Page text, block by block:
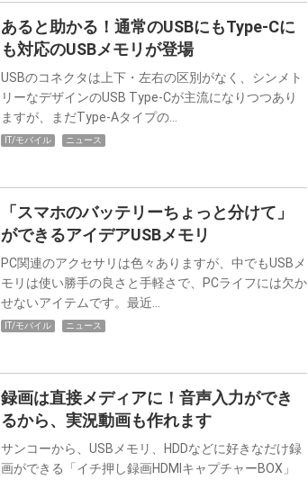
あると助かる！通常のUSBにもType-Cに
も対応のUSBメモリが登場
USBのコネクタは上下・左右の区別がなく、シンメト
リーなデザインのUSB Type-Cが主流になりつつあり
ますが、まだType-Aタイプの…
IT/モバイル ニュース
「スマホのバッテリーちょっと分けて」
ができるアイデアUSBメモリ
PC関連のアクセサリは色々ありますが、中でもUSBメ
モリは使い勝手の良さと手軽さで、PCライフには欠か
せないアイテムです。最近…
IT/モバイル ニュース
録画は直接メディアに！音声入力ができ
るから、実況動画も作れます
サンコーから、USBメモリ、HDDなどに好きなだけ録
画ができる「イチ押し録画HDMIキャプチャーBOX」